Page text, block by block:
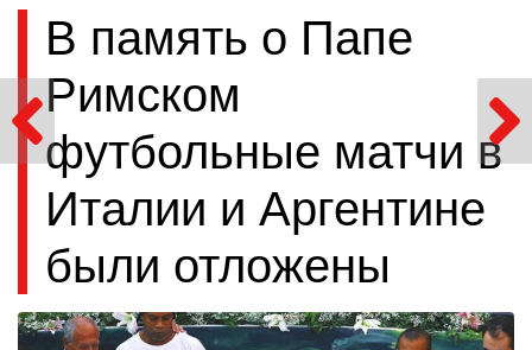
В память о Папе
Римском
футбольные матчи в
Италии и Аргентине
были отложены